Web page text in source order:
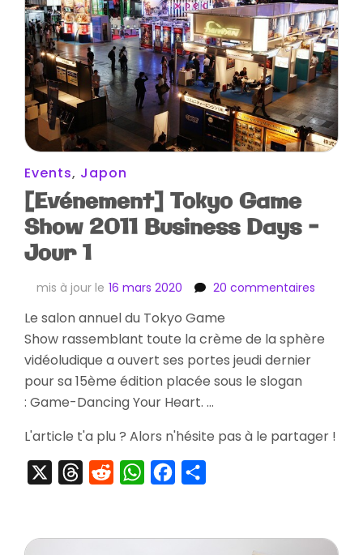
Events, Japon
[Evénement] Tokyo Game
Show 2011 Business Days –
Jour 1
mis à jour le 16 mars 2020 20 commentaires
Game
Jour
Le salon annuel du Tokyo Game
Show rassemblant toute la crème de la sphère
vidéoludique a ouvert ses portes jeudi dernier
pour sa 15ème édition placée sous le slogan
: Game-Dancing Your Heart. …
L'article t'a plu ? Alors n'hésite pas à le partager !
ThreadsRedditWhatsAppFacebook